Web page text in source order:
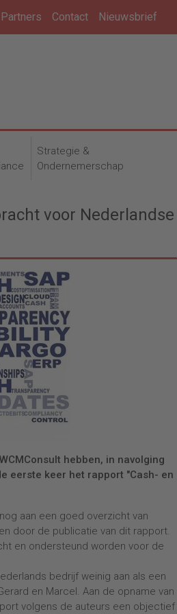
Partners Contact Nieuwsbrief
Strategie &
Ondernemerschap
voor Nederlandse
hebben, in navolging
eerste keer het rapport "Cash- en
aan een goed overzicht van
door de publicatie van dit rapport.
en ondersteund worden voor de
bedrijf weinig aan als een
en Marcel. Aan de opname van
volgens de auteurs een objectief